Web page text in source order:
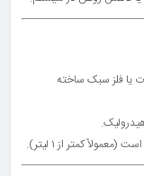
یا فلز سبک ساخته
کمتر از ۱ لیتر).